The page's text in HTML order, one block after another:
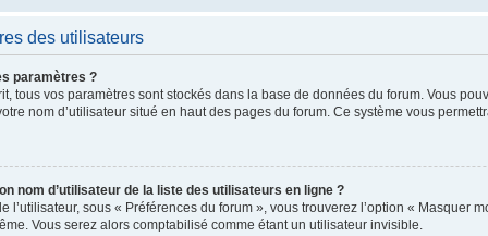
des utilisateurs
paramètres ?
tous vos paramètres sont stockés dans la base de données du forum. Vous
nom d’utilisateur situé en haut des pages du forum. Ce système vous
nom d’utilisateur de la liste des utilisateurs en ligne ?
l’utilisateur, sous « Préférences du forum », vous trouverez l’option «
Vous serez alors comptabilisé comme étant un utilisateur invisible.